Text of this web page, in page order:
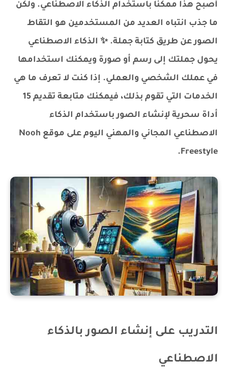
أصبح هذا ممكنًا باستخدام الذكاء الاصطناعي. ولكن
ما جذب انتباه العديد من المستخدمين هو التقاط
الصور عن طريق كتابة جملة. ✨ الذكاء الاصطناعي
يحول جملتك إلى رسم أو صورة ويمكنك استخدامها
في عملك الشخصي والعملي. إذا كنت لا تعرف ما هي
الخدمات التي تقوم بذلك، فيمكنك متابعة تقديم 15
أداة سحرية لإنشاء الصور باستخدام الذكاء
الاصطناعي المجاني والمهني اليوم على موقع Nooh
Freestyle.
التدريب على إنشاء الصور بالذكاء
الاصطناعي